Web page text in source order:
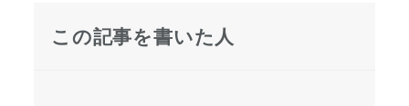
この記事を書いた人